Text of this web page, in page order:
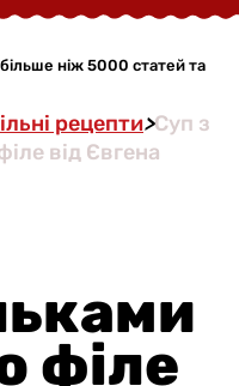
ніж 5000 статей та
рецепти>Суп з
від Євгена
філе